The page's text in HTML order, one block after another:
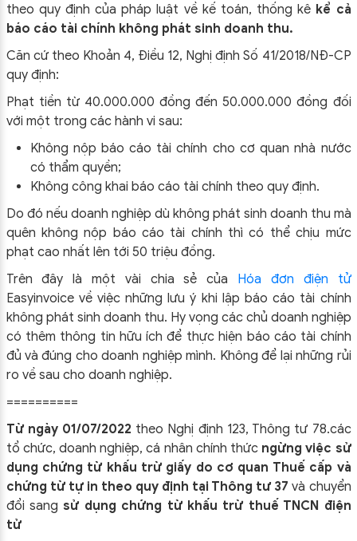
ĐỪNG BỎ LỠ
ĐĂNG KÝ NHẬN ƯU ĐÃI
theo quy định của pháp luật về kế toán, thống kê kể cả
báo cáo tài chính không phát sinh doanh thu.
Căn cứ theo Khoản 4, Điều 12, Nghị định Số 41/2018/NĐ-CP
quy định:
Phạt tiền từ 40.000.000 đồng đến 50.000.000 đồng đối
với một trong các hành vi sau:
Không nộp báo cáo tài chính cho cơ quan nhà nước
có thẩm quyền;
Không công khai báo cáo tài chính theo quy định.
Do đó nếu doanh nghiệp dù không phát sinh doanh thu mà
quên không nộp báo cáo tài chính thì có thể chịu mức
phạt cao nhất lên tới 50 triệu đồng.
Trên đây là một vài chia sẻ của Hóa đơn điện tử
Easyinvoicevề việc những lưu ý khi lập báo cáo tài chính
không phát sinh doanh thu. Hy vọng các chủ doanh nghiệp
có thêm thông tin hữu ích để thực hiện báo cáo tài chính
đủ và đúng cho doanh nghiệp mình. Không để lại những rủi
ro về sau cho doanh nghiệp.
==========
Từ ngày 01/07/2022 theo Nghị định 123, Thông tư 78.các
tổ chức, doanh nghiệp, cá nhân chính thức ngừng việc sử
dụng chứng từ khấu trừ giấy do cơ quan Thuế cấp và
chứng từ tự in theo quy định tại Thông tư 37 và chuyển
đổi sangsử dụng chứng từ khấu trừ thuế TNCN điện
tử